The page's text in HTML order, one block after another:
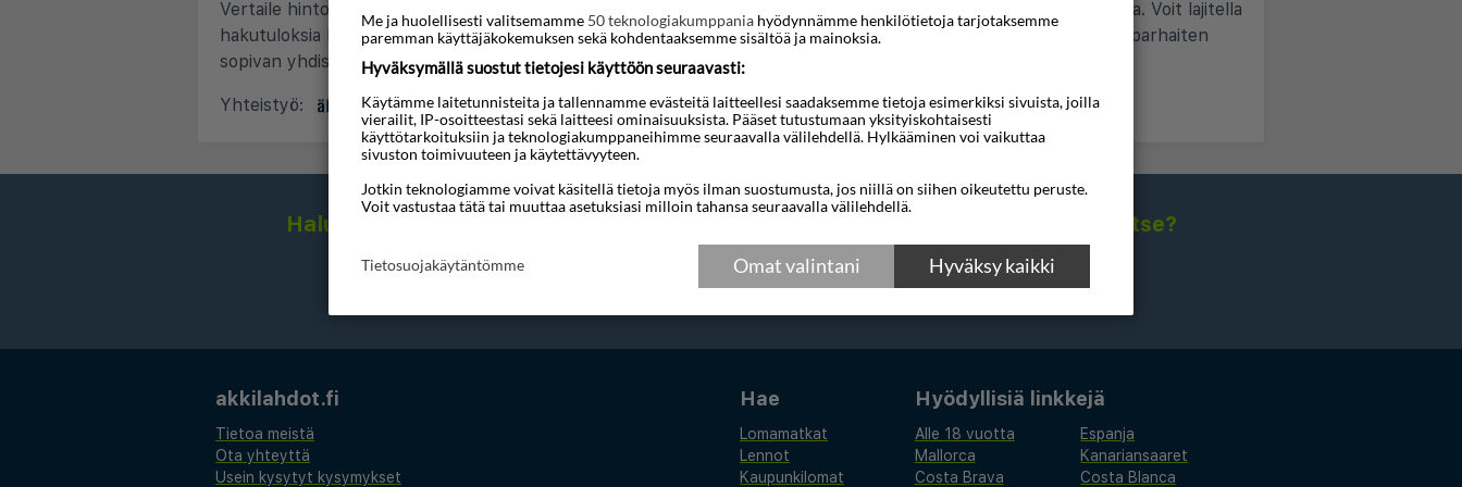
Vertaile hintoja ja tarjouksia yli 700 lentoyhtiöltä, 30 matkatoimistolta ja 4 valmismatkanjärjestäjältä yhdellä haulla. Voit lajitella
hakutuloksia hinnan, lentojen suoruuden ja meno–paluun tai yhdensuuntaisuuden mukaan – ja valita juuri sinulle parhaiten
sopivan yhdistelmän.
Yhteistyö: &
Haluatko saada houkuttelevia tarjouksia, matkavinkkejä ja uutisia sähköpostitse?
akkilahdot.fi
Tietoa meistä
Ota yhteyttä
Usein kysytyt kysymykset
Hae
Lomamatkat
Lennot
Kaupunkilomat
Hyödyllisiä linkkejä
Alle 18 vuotta
Espanja
Mallorca
Kanariansaaret
Costa Brava
Costa Blanca
Me ja huolellisesti valitsemamme 50 teknologiakumppania hyödynnämme henkilötietoja tarjotaksemme
paremman käyttäjäkokemuksen sekä kohdentaaksemme sisältöä ja mainoksia.
Hyväksymällä suostut tietojesi käyttöön seuraavasti:
Käytämme laitetunnisteita ja tallennamme evästeitä laitteellesi saadaksemme tietoja esimerkiksi sivuista, joilla
vierailit, IP-osoitteestasi sekä laitteesi ominaisuuksista. Pääset tutustumaan yksityiskohtaisesti
käyttötarkoituksiin ja teknologiakumppaneihimme seuraavalla välilehdellä. Hylkääminen voi vaikuttaa
sivuston toimivuuteen ja käytettävyyteen.
Jotkin teknologiamme voivat käsitellä tietoja myös ilman suostumusta, jos niillä on siihen oikeutettu peruste.
Voit vastustaa tätä tai muuttaa asetuksiasi milloin tahansa seuraavalla välilehdellä.
Hyväksy kaikki
Omat valintani
Tietosuojakäytäntömme